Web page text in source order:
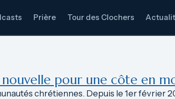
Prière Tour des Clochers
nouvelle pour une côte en
chrétiennes. Depuis le 1er février